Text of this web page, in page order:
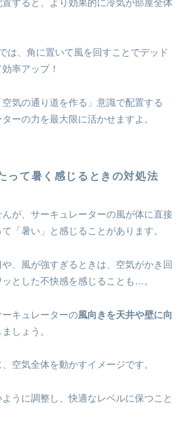
すると、より効果的に冷気が部屋全体
は、角に置いて風を回すことでデッド
率アップ！
気の通り道を作る」意識で配置する
ーの力を最大限に活かせますよ。
って暑く感じるときの対処法
が、サーキュレーターの風が体に直接
「暑い」と感じることがあります。
、風が強すぎるときは、空気がかき回
とした不快感を感じることも…。
キュレーターの風向きを天井や壁に向
しょう。
空気全体を動かすイメージです。
うに調整し、快適なレベルに保つこと